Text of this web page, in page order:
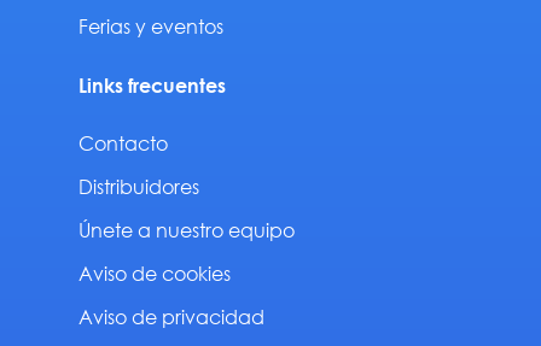
Ferias y eventos
Links frecuentes
Contacto
Distribuidores
Únete a nuestro equipo
Aviso de cookies
Aviso de privacidad